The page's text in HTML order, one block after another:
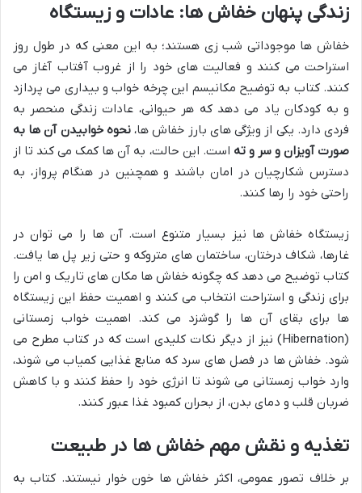
زندگی پنهان خفاش ها: عادات و زیستگاه
خفاش ها موجوداتی شب زی هستند؛ به این معنی که در طول روز
استراحت می کنند و فعالیت های خود را از غروب آفتاب آغاز می
کنند. کتاب به توضیح مکانیسم این چرخه خواب و بیداری می پردازد
و به کودکان یاد می دهد که هر حیوانی، عادات زندگی منحصر به
فردی دارد. یکی از ویژگی های بارز خفاش ها،نحوه خوابیدن آن ها به
صورت آویزان و سر و ته است. این حالت، به آن ها کمک می کند تا از
دسترس شکارچیان در امان باشند و همچنین در هنگام پرواز، به
راحتی خود را رها کنند.
زیستگاه خفاش ها نیز بسیار متنوع است. آن ها را می توان در
غارها، شکاف درختان، ساختمان های متروکه و حتی زیر پل ها یافت.
کتاب توضیح می دهد که چگونه خفاش ها مکان های تاریک و امن را
برای زندگی و استراحت انتخاب می کنند و اهمیت حفظ این زیستگاه
ها برای بقای آن ها را گوشزد می کند. اهمیت خواب زمستانی
(Hibernation) نیز از دیگر نکات کلیدی است که در کتاب مطرح می
شود. خفاش ها در فصل های سرد که منابع غذایی کمیاب می شوند،
وارد خواب زمستانی می شوند تا انرژی خود را حفظ کنند و با کاهش
ضربان قلب و دمای بدن، از بحران کمبود غذا عبور کنند.
تغذیه و نقش مهم خفاش ها در طبیعت
بر خلاف تصور عمومی، اکثر خفاش ها خون خوار نیستند. کتاب به